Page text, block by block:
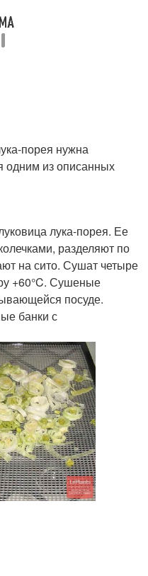
порея нужна
одним из описанных
лука-порея. Ее
разделяют по
на сито. Сушат четыре
+60°C. Сушеные
посуде.
банки с